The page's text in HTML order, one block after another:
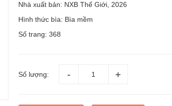
Nhà xuất bản: NXB Thế Giới, 2026
Hình thức bìa: Bìa mềm
Số trang: 368
Số lượng: